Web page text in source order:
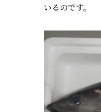
いるのです。